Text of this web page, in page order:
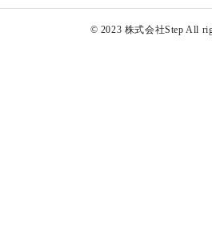
© 2023 株式会社Step All